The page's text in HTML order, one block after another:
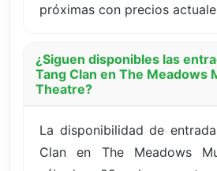
próximas con precios
¿Siguen disponibles las
Tang Clan en The Meadows
Theatre?
La disponibilidad de
Clan en The Meadows